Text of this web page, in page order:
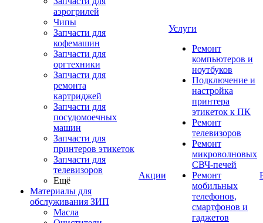
аэрогрилей
Чипы
Запчасти для
кофемашин
Запчасти для
оргтехники
Запчасти для
ремонта
картриджей
Запчасти для
посудомоечных
машин
Запчасти для
принтеров этикеток
Запчасти для
телевизоров
Ещё
Материалы для
обслуживания ЗИП
Масла
Акции
Услуги
Ремонт
компьютеров и
ноутбуков
Подключение и
настройка
принтера
этикеток к ПК
Ремонт
телевизоров
Ремонт
микроволновых
СВЧ-печей
Ремонт
мобильных
телефонов,
смартфонов и
гаджетов